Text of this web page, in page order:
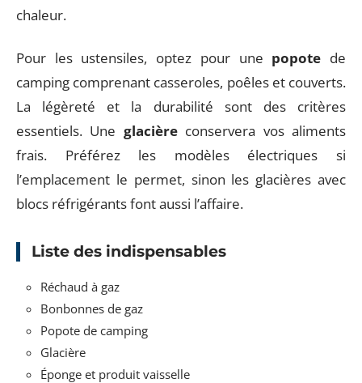
chaleur.
Pour les ustensiles, optez pour une popote de
camping comprenant casseroles, poêles et couverts.
La légèreté et la durabilité sont des critères
essentiels. Une glacièreconservera vos aliments
frais. Préférez les modèles électriques si
l’emplacement le permet, sinon les glacières avec
blocs réfrigérants font aussi l’affaire.
Liste des indispensables
Réchaud à gaz
Bonbonnes de gaz
Popote de camping
Glacière
Éponge et produit vaisselle